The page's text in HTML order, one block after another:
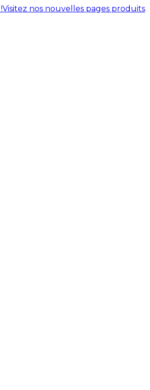
Visitez nos nouvelles pages produits